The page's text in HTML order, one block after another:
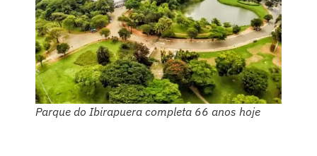
Parque do Ibirapuera completa 66 anos hoje